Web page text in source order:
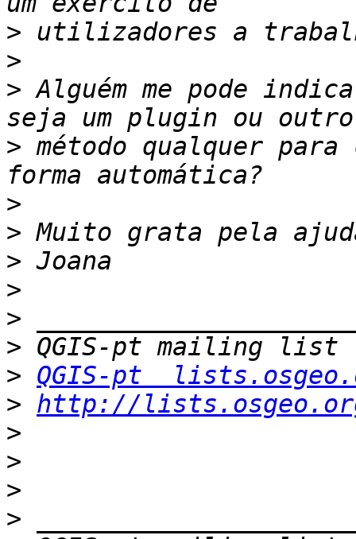
>
>
> Alguém me pode
> método qualquer
>
>
>
>
>
>
> QGIS-pt
> http://
>
>
>
>